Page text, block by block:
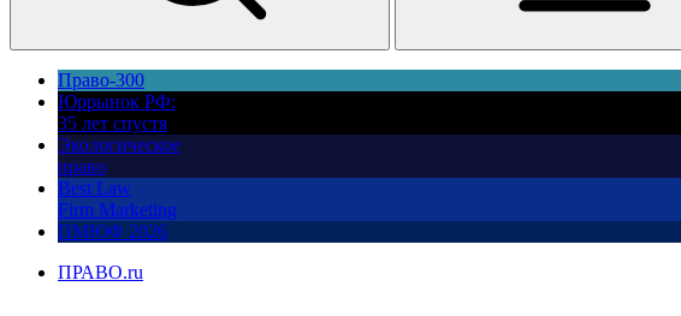
Право-300
Юррынок РФ:
35 лет спустя
Экологическое
право
Best Law
Firm Marketing
ПМЮФ 2026
ПРАВО.ru